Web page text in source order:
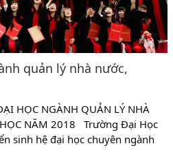
quản lý nhà nước,
HỌC NGÀNH QUẢN LÝ NHÀ
HỌC NĂM 2018 Trường Đại Học
sinh hệ đại học chuyên ngành